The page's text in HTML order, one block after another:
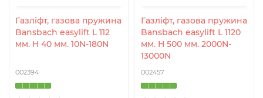
Газліфт, газова пружина
Bansbach easylift L 112
мм. H 40 мм. 10N-180N
002394
Газліфт, газова пружина
Bansbach easylift L 1120
мм. H 500 мм. 2000N-
13000N
002457